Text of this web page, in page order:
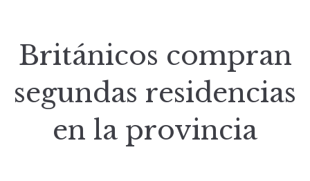
Británicos compran
segundas residencias
en la provincia